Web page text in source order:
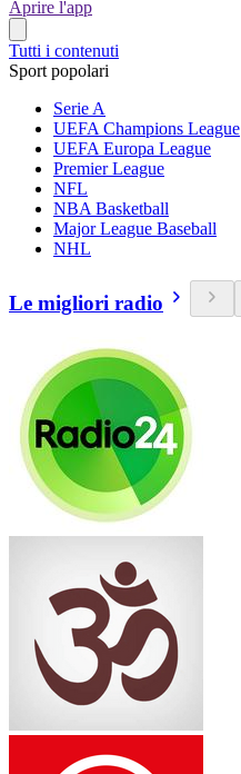
Aprire l'app
Tutti i contenuti
Sport popolari
Serie A
UEFA Champions League
UEFA Europa League
Premier League
NFL
NBA Basketball
Major League Baseball
NHL
Le migliori radio